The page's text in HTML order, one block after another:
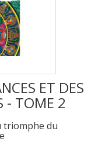
ET DES
- TOME 2
triomphe du